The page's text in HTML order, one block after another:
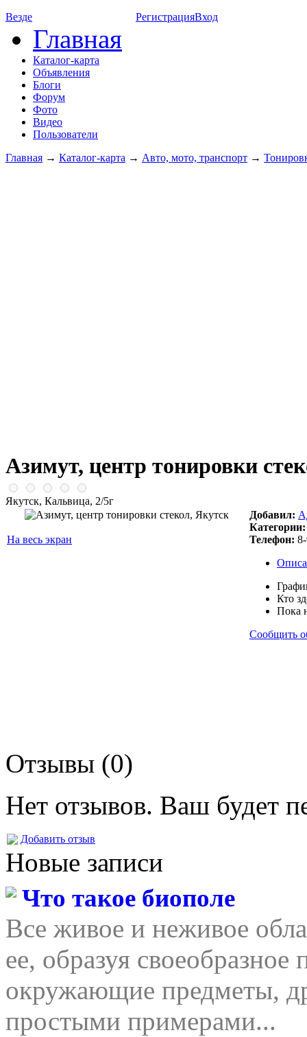
Везде РегистрацияВход
Главная
Каталог-карта
Объявления
Блоги
Форум
Фото
Видео
Пользователи
Главная → Каталог-карта → Авто, мото, транспорт →
Азимут, центр тонировки
Якутск, Кальвица, 2/5г
На весь экран
Добавил:
Категории:
Телефон:
Кто
Пока
Сообщить
Отзывы (0)
Нет отзывов. Ваш будет
Добавить отзыв
Новые записи
Что такое биополе
Все живое и неживое
ее, образуя своеобразное
окружающие предметы,
простыми примерами...